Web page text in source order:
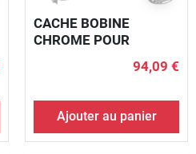
CACHE BOBINE
CHROME POUR
94,09 €
Ajouter au panier